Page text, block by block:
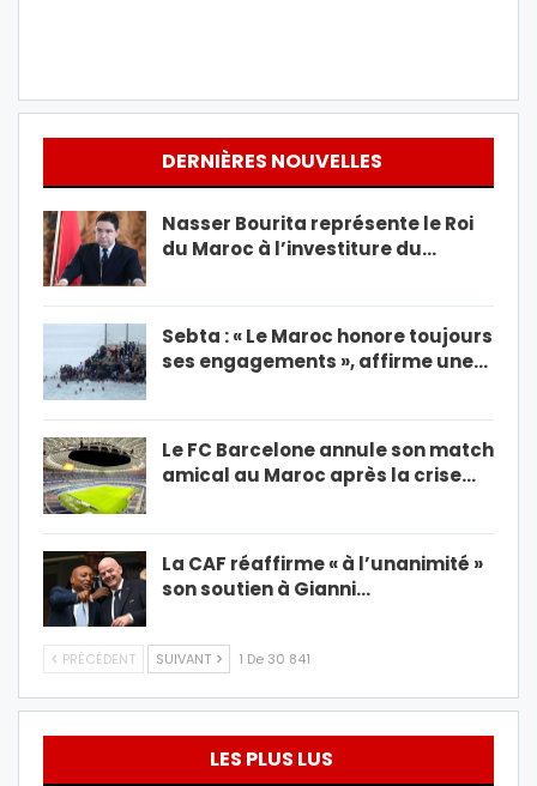
DERNIÈRES NOUVELLES
Nasser Bourita représente le Roi
du Maroc à l’investiture du…
Sebta : « Le Maroc honore toujours
ses engagements », affirme une…
Le FC Barcelone annule son match
amical au Maroc après la crise…
La CAF réaffirme « à l’unanimité »
son soutien à Gianni…
PRÉCÉDENT SUIVANT 1 De 30 841
LES PLUS LUS